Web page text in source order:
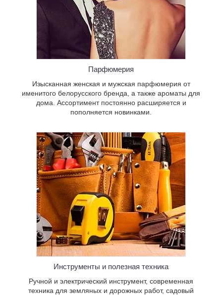
Парфюмерия
Изысканная женская и мужская парфюмерия от
именитого белорусского бренда, а также ароматы для
дома. Ассортимент постоянно расширяется и
пополняется новинками.
Ручной и электрический инструмент,
современная техника для земляных и
дорожных работ, садовый инвентарь.
Товары для домашних мастеров и
профессионалов.
Инструменты и полезная техника
Ручной и электрический инструмент, современная
техника для земляных и дорожных работ, садовый
Самые вкусные и ароматные напитки
для настоящих гурманов. В наличии
кофе робуста и арабика, черный и
зеленый чай, а также лечебный
китайский чай.